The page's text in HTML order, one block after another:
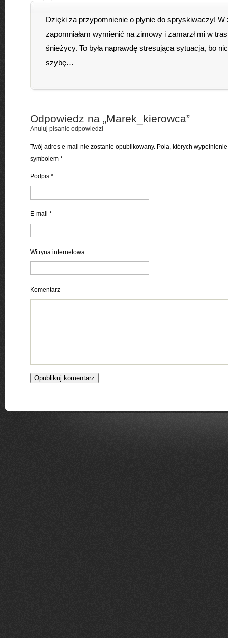
Dzięki za przypomnienie o płynie do spryskiwaczy! W
zapomniałam wymienić na zimowy i zamarzł mi w
śnieżycy. To była naprawdę stresująca sytuacja, bo
szybę…
Odpowiedz na „Marek_kierowca”
Anuluj pisanie odpowiedzi
Twój adres e-mail nie zostanie opublikowany. Pola, których
symbolem *
Podpis *
E-mail *
Witryna internetowa
Komentarz